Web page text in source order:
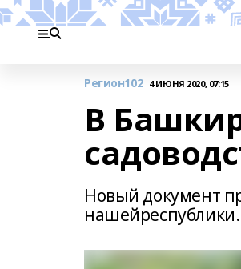
Регион102 4 ИЮНЯ 2020, 07:15
В
Новый документ
нашейреспублики.